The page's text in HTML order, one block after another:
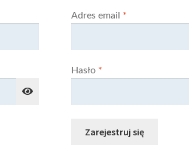
Adres email *
Hasło *
Zarejestruj się